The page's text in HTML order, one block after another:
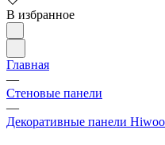
В избранное
Главная
—
Стеновые панели
—
Декоративные панели